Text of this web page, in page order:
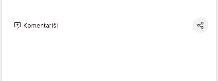
Komentariši